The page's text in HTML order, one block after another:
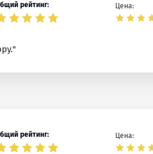
рейтинг: Цена:
рейтинг: Цена: